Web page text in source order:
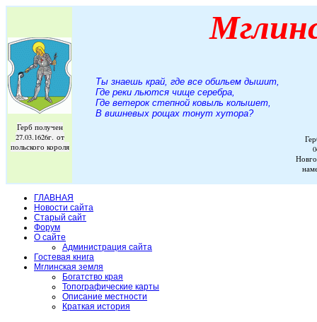
Герб получен
27.03.1626г. от
польского короля
Ты знаешь край, где все обильем дышит,
Где реки льются чище серебра,
Где ветерок степной ковыль колышет,
В вишневых рощах тонут хутора?
ГЛАВНАЯ
Новости сайта
Старый сайт
Форум
О сайте
Администрация сайта
Гостевая книга
Мглинская земля
Богатство края
Топографические карты
Описание местности
Краткая история